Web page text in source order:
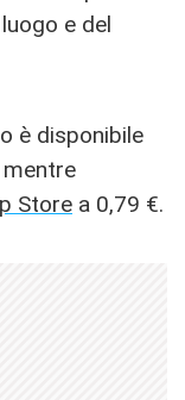
e del
è disponibile
Store a 0,79 €.